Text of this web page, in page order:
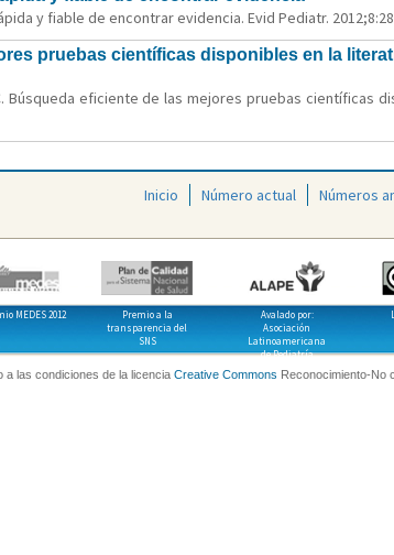
y fiable de encontrar evidencia. Evid Pediatr.
pruebas científicas disponibles en la
Búsqueda eficiente de las mejores pruebas científicas
Inicio Número actual Números
MEDES 2012
Premio a la
transparencia del
SNS
Avalado por:
Asociación
Latinoamericana
de Pediatría
a las condiciones de la licencia Creative Commons Reconocimiento-No